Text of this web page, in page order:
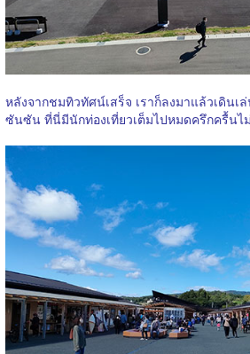
หลังจากชมทิวทัศน์เสร็จ เราก็ลงมาแล้วเดิน
ซันซัน ที่นี่มีนักท่องเที่ยวเต็มไปหมดครึกครื้นไ